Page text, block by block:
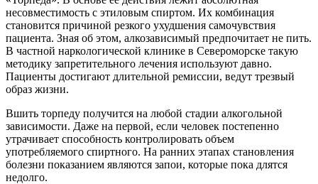
несовместимость с этиловым спиртом. Их комбинация
становится причиной резкого ухудшения самочувствия
пациента. Зная об этом, алкозависимый предпочитает не пить.
В частной наркологической клинике в Североморске такую
методику запретительного лечения используют давно.
Пациенты достигают длительной ремиссии, ведут трезвый
образ жизни.
Вшить торпеду получится на любой стадии алкогольной
зависимости. Даже на первой, если человек постепенно
утрачивает способность контролировать объем
употребляемого спиртного. На ранних этапах становления
болезни показанием являются запои, которые пока длятся
недолго.